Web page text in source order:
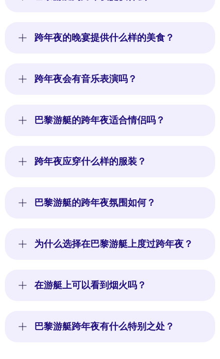
跨年夜的晚宴提供什么样的美食？
跨年夜会有音乐表演吗？
巴黎游艇的跨年夜适合情侣吗？
跨年夜应穿什么样的服装？
巴黎游艇的跨年夜氛围如何？
为什么选择在巴黎游艇上度过跨年夜？
在游艇上可以看到烟火吗？
巴黎游艇跨年夜有什么特别之处？